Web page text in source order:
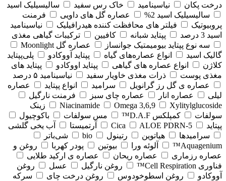
درخت پکان
نیاسینامید خاک رس سفید
سالیسیلیک اسید
سالیسیلیک اسید 2%
عصاره گل های داویی
فرمنت
پروبیوتیک
فیلتر های محافظت کننده هیدرافیلیک
نیاسینامید
اسید 3 درصد
پپتاید شبانه کافیین
ترکیبات گیاهی مغذی
سه نوع پپتاید بیومیمتیک جوانساز
عصاره گل Moonlight
گالیک اسید
انواع عصاره‌های گیاه پپتاید آووکادو
پلی‌پپتاید
کلاژن
انواع عصاره های گیاهی پپتاید اووکادو
پپتاید های
مغذی پوست
ذرات مغذی خاویار سفید
نیاسینامید ۵ درصد
عصاره ی گل رز گرانویل
سرامید انواع پپتاید
عصاره
لیلی
عصاره انار عصاره چای سبز
فرمنت نارگیل
Niacinamide
Omega 3,6,9 Xylitylglucoside
زینک
سولفات
کمپلکس D.A.F™ مس سولفات
باکوچیول
پپتاید
5-Cica
ALOE PDRN آرتمیستا
آب یخی گلشی
سرامیدها
هیاتوین رتینول bio
شی‌باتر
Aquagenium™
آلوئه ورا بیوتین پودر کهربا
روغن و
عصاره رزماری
عصاره ریحان
عصاره ی ارکید طلایی
فناوری Cell Respiration™
روغن نارگیل عسل
روغن
آووکادو
روغن اسطوخودوس روغن درخت چای
سرکه